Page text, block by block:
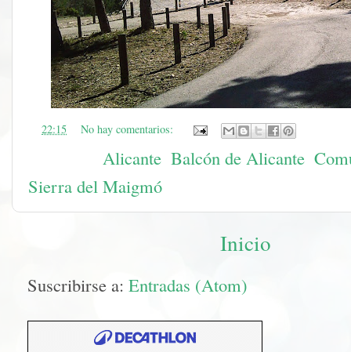
22:15 No hay comentarios:
Alicante Balcón de Alicante
Sierra del Maigmó
Inicio
Suscribirse a: Entradas (Atom)